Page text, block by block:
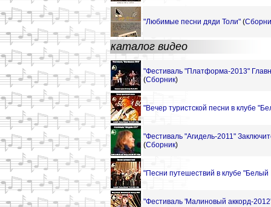
"Любимые песни дяди Толи" (
каталог видео
"Фестиваль "Платформа-2013"
(Сборник)
"Вечер туристской песни в клубе
"Фестиваль "Агидель-2011"
(Сборник)
"Песни путешествий в клубе
"Фестиваль 'Малиновый аккорд-